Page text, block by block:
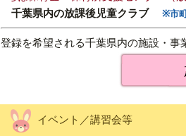
千葉県内の放課後児童クラブ
※市
登録を希望される千葉県内の施設・
イベント／講習会等